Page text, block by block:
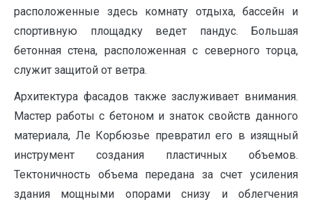
расположенные здесь комнату отдыха, бассейн и
спортивную площадку ведет пандус. Большая
бетонная стена, расположенная с северного торца,
служит защитой от ветра.
Архитектура фасадов также заслуживает внимания.
Мастер работы с бетоном и знаток свойств данного
материала, Ле Корбюзье превратил его в изящный
инструмент создания пластичных объемов.
Тектоничность объема передана за счет усиления
здания мощными опорами снизу и облегчения